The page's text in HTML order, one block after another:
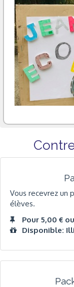
Vous recevrez un
élèves.
Pour 5,00 €
Disponible: